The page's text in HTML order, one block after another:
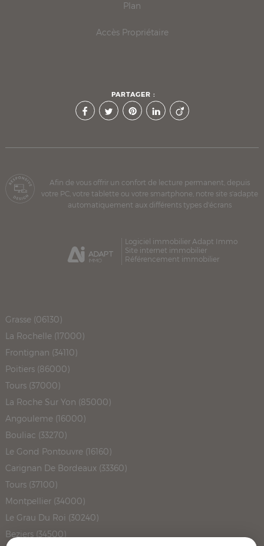
Plan
Accès Propriétaire
PARTAGER :
Afin de vous offrir un confort de lecture permanent, depuis
votre PC, votre tablette ou votre smartphone, notre site s'adapte
automatiquement aux différents types d'écrans
Logiciel immobilier Adapt Immo
Site internet immobilier
Référencement immobilier
Grasse (06130)
La Rochelle (17000)
Frontignan (34110)
Poitiers (86000)
Tours (37000)
La Roche Sur Yon (85000)
Angouleme (16000)
Bouliac (33270)
Le Gond Pontouvre (16160)
Carignan De Bordeaux (33360)
Tours (37100)
Montpellier (34000)
Le Grau Du Roi (30240)
Beziers (34500)